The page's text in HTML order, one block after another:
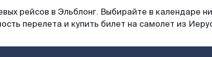
рейсов в Эльблонг. Выбирайте в календаре
перелета и купить билет на самолет из